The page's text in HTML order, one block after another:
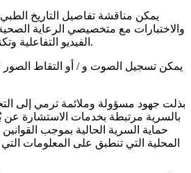
يمكن مناقشة تفاصيل التاريخ
والاختبارات مع متخصيصي الرعاية
الفيديو التفاعلية وتكنولوجيا الصوت والاتصالات.
يمكن تسجيل الصوت و / أو التقاط
بذلت جهود مسؤولة وملائمة ترمي إلى
بالسرية مرتبطة بخدمات الاستشارة عن
حماية السرية الحالية بموجب القوانين
المحلية التي تنطبق على المعلومات